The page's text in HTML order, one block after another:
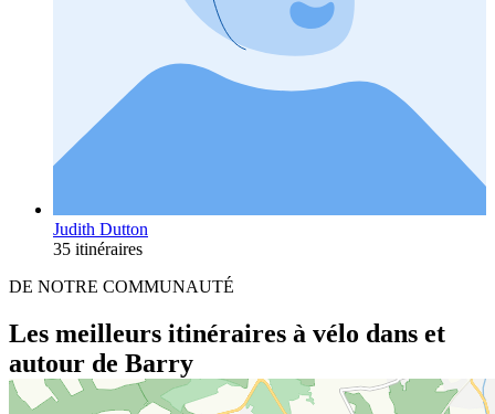
Judith Dutton
35 itinéraires
DE NOTRE COMMUNAUTÉ
Les meilleurs itinéraires à vélo dans et
autour de Barry